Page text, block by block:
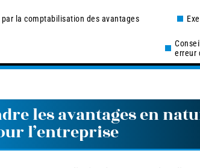
par la comptabilisation des avantages
erreur
les avantages en
l’entreprise